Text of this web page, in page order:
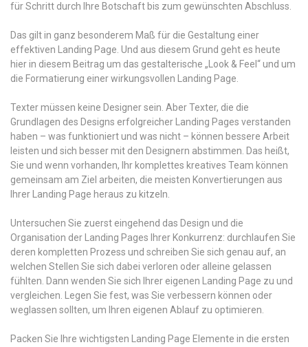
für Schritt durch Ihre Botschaft bis zum gewünschten Abschluss.
Das gilt in ganz besonderem Maß für die Gestaltung einer
effektiven Landing Page. Und aus diesem Grund geht es heute
hier in diesem Beitrag um das gestalterische „Look & Feel“ und um
die Formatierung einer wirkungsvollen Landing Page.
Texter müssen keine Designer sein. Aber Texter, die die
Grundlagen des Designs erfolgreicher Landing Pages verstanden
haben – was funktioniert und was nicht – können bessere Arbeit
leisten und sich besser mit den Designern abstimmen. Das heißt,
Sie und wenn vorhanden, Ihr komplettes kreatives Team können
gemeinsam am Ziel arbeiten, die meisten Konvertierungen aus
Ihrer Landing Page heraus zu kitzeln.
Untersuchen Sie zuerst eingehend das Design und die
Organisation der Landing Pages Ihrer Konkurrenz: durchlaufen Sie
deren kompletten Prozess und schreiben Sie sich genau auf, an
welchen Stellen Sie sich dabei verloren oder alleine gelassen
fühlten. Dann wenden Sie sich Ihrer eigenen Landing Page zu und
vergleichen. Legen Sie fest, was Sie verbessern können oder
weglassen sollten, um Ihren eigenen Ablauf zu optimieren.
Packen Sie Ihre wichtigsten Landing Page Elemente in die ersten